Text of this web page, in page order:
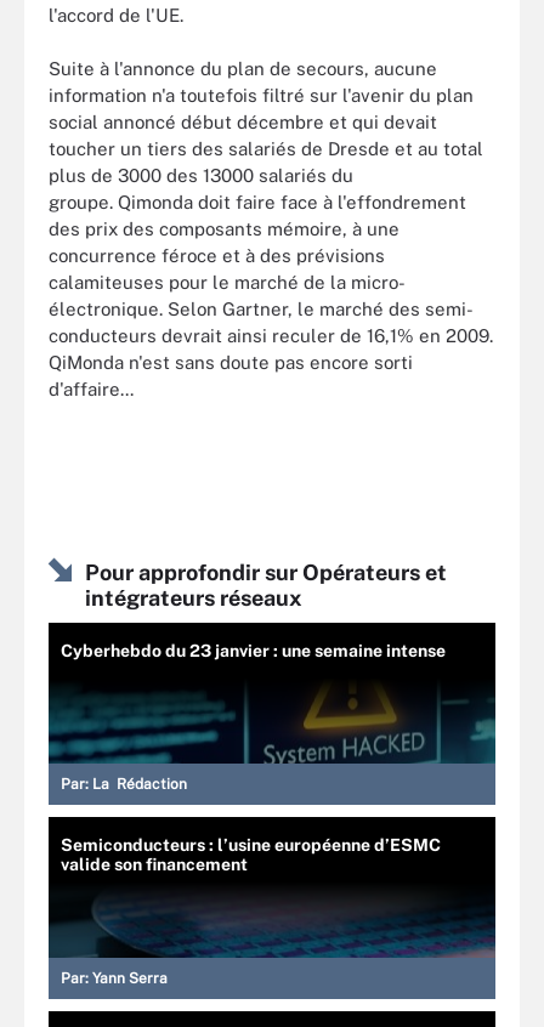
l'accord de l'UE.
Suite à l'annonce du plan de secours, aucune
information n'a toutefois filtré sur l'avenir du plan
social annoncé début décembre et qui devait
toucher un tiers des salariés de Dresde et au total
plus de 3000 des 13000 salariés du
groupe. Qimonda doit faire face à l'effondrement
des prix des composants mémoire, à une
concurrence féroce et à des prévisions
calamiteuses pour le marché de la micro-
électronique. Selon Gartner, le marché des semi-
conducteurs devrait ainsi reculer de 16,1% en 2009.
QiMonda n'est sans doute pas encore sorti
d'affaire...
Pour approfondir sur Opérateurs et
intégrateurs réseaux
Cyberhebdo du 23 janvier : une semaine intense
Par: La Rédaction
Semiconducteurs : l’usine européenne d’ESMC
valide son financement
Par: Yann Serra